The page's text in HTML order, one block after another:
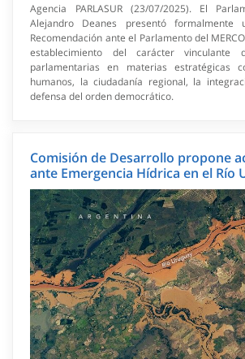
Agencia PARLASUR (23/07/2025). El
Alejandro Deanes presentó formalmente
Recomendación ante el Parlamento del
establecimiento del carácter vinculante
parlamentarias en materias estratégicas
humanos, la ciudadanía regional, la
defensa del orden democrático.
Comisión de Desarrollo propone
ante Emergencia Hídrica en el Río